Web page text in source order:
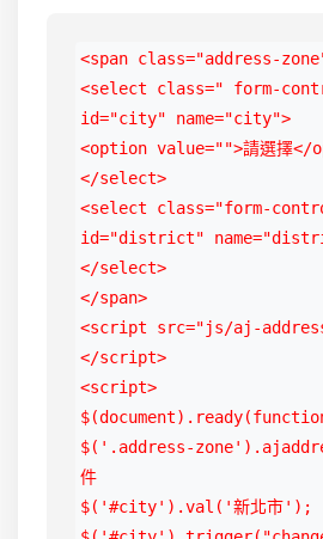
<span class="address-
<select class=" form-
id="city" name="city">
<option value="">請選擇</
</select>
<select class="form-
id="district"
</select>
</span>
<script src="js/aj-
</script>
<script>
$('.address-
件
$('#city').val('新北市');